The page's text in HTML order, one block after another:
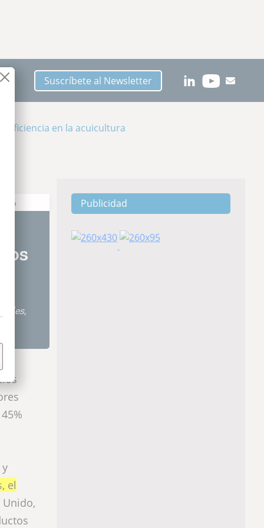
Suscríbete al Newsletter
eficiencia en la acuicultura
el
Unido,
Publicidad